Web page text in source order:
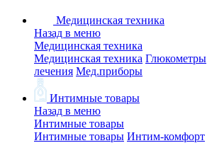
Медицинская техника
Назад в меню
Медицинская техника
Медицинская техника Глюкометры
лечения Мед.приборы
Интимные товары
Назад в меню
Интимные товары
Интимные товары Интим-комфорт